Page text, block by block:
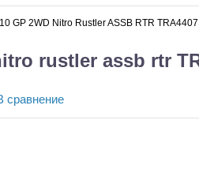
Автомодели для сборки
GP 2WD Nitro Rustler ASSB RTR TRA4407
rustler assb rtr
сравнение